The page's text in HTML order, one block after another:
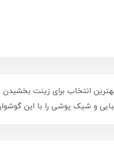
و شیک پوشی را با این